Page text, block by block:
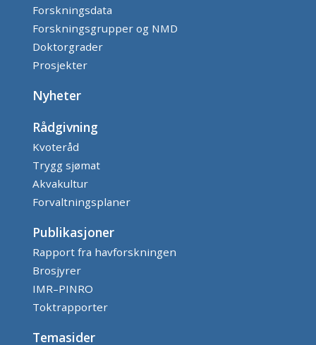
Forskningsdata
Forskningsgrupper og NMD
Doktorgrader
Prosjekter
Nyheter
Rådgivning
Kvoteråd
Trygg sjømat
Akvakultur
Forvaltningsplaner
Publikasjoner
Rapport fra havforskningen
Brosjyrer
IMR–PINRO
Toktrapporter
Temasider